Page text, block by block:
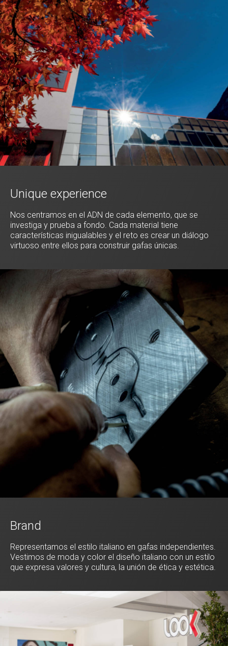
Unique experience
Nos centramos en el ADN de cada elemento, que se
investiga y prueba a fondo. Cada material tiene
características inigualables y el reto es crear un diálogo
virtuoso entre ellos para construir gafas únicas.
Brand
Representamos el estilo italiano en gafas independientes.
Vestimos de moda y color el diseño italiano con un estilo
que expresa valores y cultura, la unión de ética y estética.